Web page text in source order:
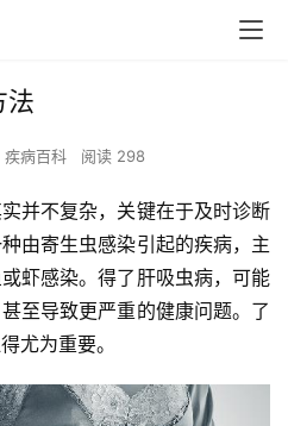
法
疾病百科 阅读 298
并不复杂，关键在于及时诊断
由寄生虫感染引起的疾病，主
虾感染。得了肝吸虫病，可能
至导致更严重的健康问题。了
尤为重要。